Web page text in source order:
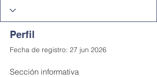
Perfil
Fecha de registro: 27 jun 2026
Sección informativa